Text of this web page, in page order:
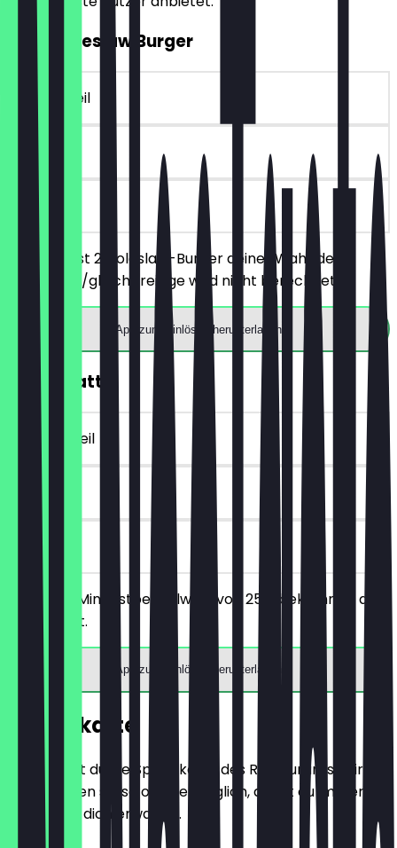
2für1 Coleslaw Burger
~€ 6 Vorteil
90 Tage
vor Ort
Du bestellst 2 Coleslaw-Burger deiner Wahl, der
günstigere/gleichpreisige wird nicht berechnet.
App zum Einlösen herunterladen
10€ Rabatt
~€ 10 Vorteil
30 Tage
vor Ort
Ab einem Mindestbestellwert von 25€ bekommst du
10€ Rabatt.
App zum Einlösen herunterladen
Speisekarte
Hier findest du die Speisekarte des Restaurants. Wir
aktualisieren sie so oft wie möglich, damit du immer
weißt, was dich erwartet.